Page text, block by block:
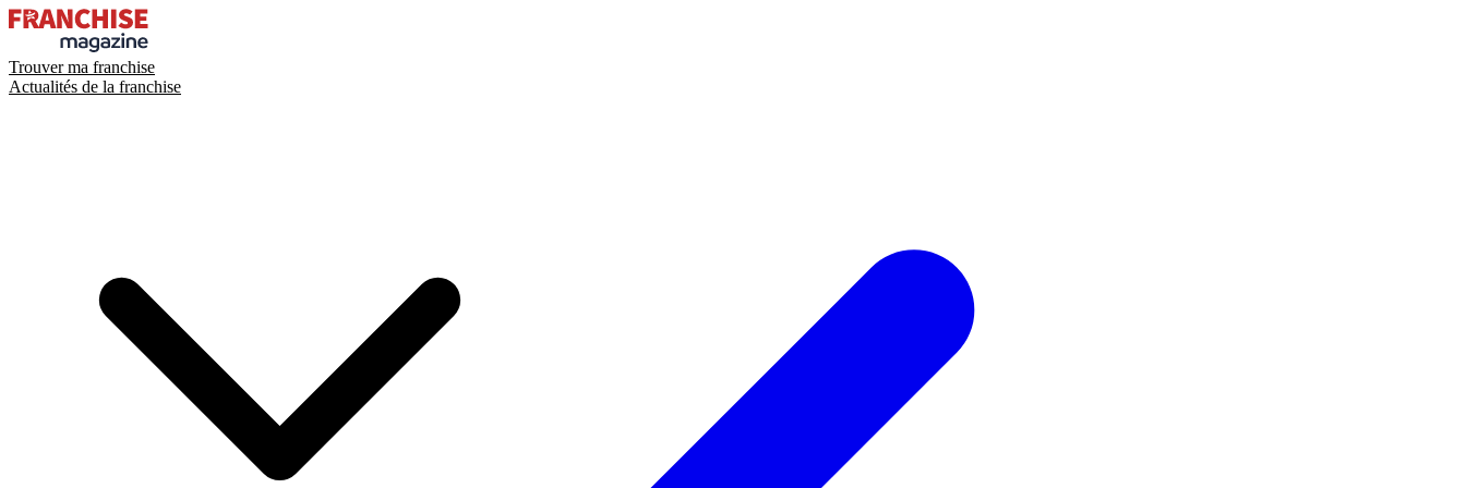
Trouver ma franchise
Actualités de la franchise